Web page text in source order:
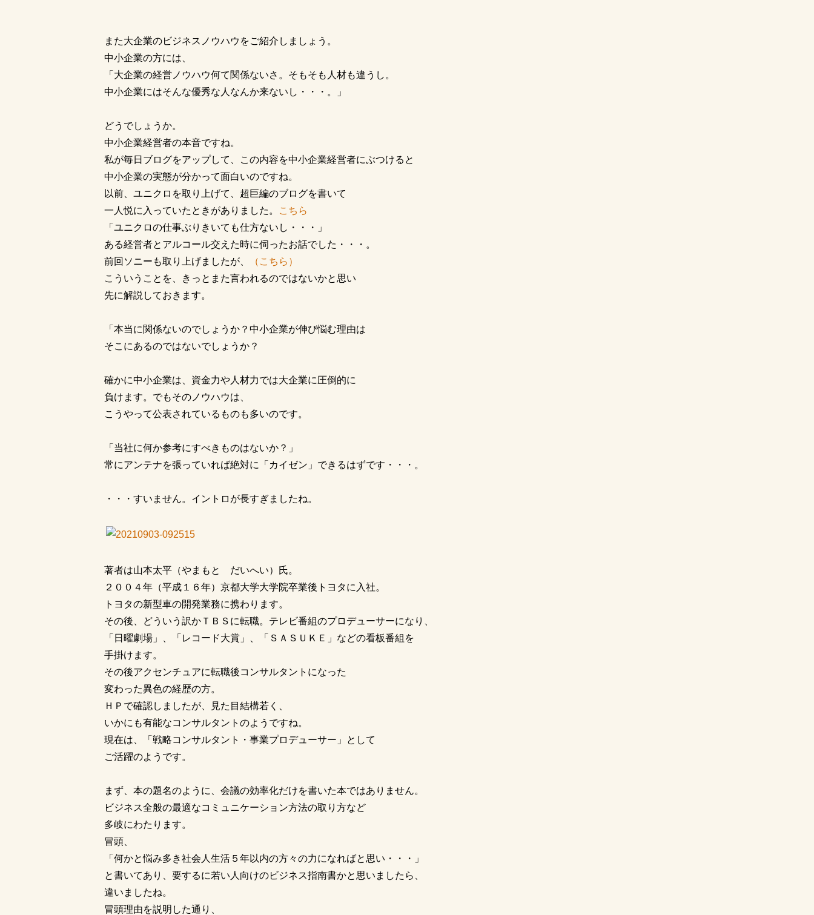
また大企業のビジネスノウハウをご紹介しましょう。
中小企業の方には、
「大企業の経営ノウハウ何て関係ないさ。そもそも人材も違うし。
中小企業にはそんな優秀な人なんか来ないし・・・。」
どうでしょうか。
中小企業経営者の本音ですね。
私が毎日ブログをアップして、この内容を中小企業経営者にぶつけると
中小企業の実態が分かって面白いのですね。
以前、ユニクロを取り上げて、超巨編のブログを書いて
一人悦に入っていたときがありました。
こちら
「ユニクロの仕事ぶりきいても仕方ないし・・・」
ある経営者とアルコール交えた時に伺ったお話でした・・・。
前回ソニーも取り上げましたが、
（こちら）
こういうことを、きっとまた言われるのではないかと思い
先に解説しておきます。
「本当に関係ないのでしょうか？中小企業が伸び悩む理由は
そこにあるのではないでしょうか？
確かに中小企業は、資金力や人材力では大企業に圧倒的に
負けます。でもそのノウハウは、
こうやって公表されているものも多いのです。
「当社に何か参考にすべきものはないか？」
常にアンテナを張っていれば絶対に「カイゼン」できるはずです・・・。
・・・すいません。イントロが長すぎましたね。
著者は山本太平（やまもと だいへい）氏。
２００４年（平成１６年）京都大学大学院卒業後トヨタに入社。
トヨタの新型車の開発業務に携わります。
その後、どういう訳かＴＢＳに転職。テレビ番組のプロデューサーになり、
「日曜劇場」、「レコード大賞」、「ＳＡＳＵＫＥ」などの看板番組を
手掛けます。
その後アクセンチュアに転職後コンサルタントになった
変わった異色の経歴の方。
ＨＰで確認しましたが、見た目結構若く、
いかにも有能なコンサルタントのようですね。
現在は、「戦略コンサルタント・事業プロデューサー」として
ご活躍のようです。
まず、本の題名のように、会議の効率化だけを書いた本ではありません。
ビジネス全般の最適なコミュニケーション方法の取り方など
多岐にわたります。
冒頭、
「何かと悩み多き社会人生活５年以内の方々の力になればと思い・・・」
と書いてあり、要するに若い人向けのビジネス指南書かと思いましたら、
違いましたね。
冒頭理由を説明した通り、